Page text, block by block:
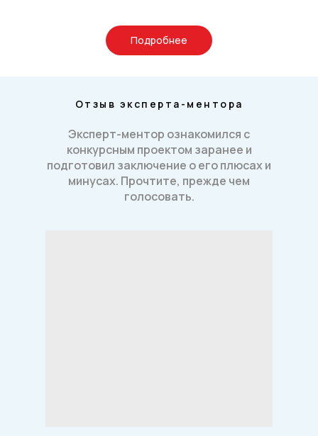
Подробнее
Эксперт-ментор ознакомился с
конкурсным проектом заранее и
подготовил заключение о его плюсах и
минусах. Прочтите, прежде чем
голосовать.
Отзыв эксперта-ментора